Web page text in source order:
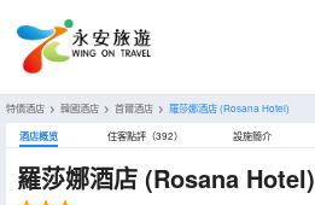
特價酒店 > 韓國酒店 > 首爾酒店 > 羅莎娜酒店(Rosana Hotel)
酒店概览 住客點評（392） 設施簡介
羅莎娜酒店 (Rosana Hotel)